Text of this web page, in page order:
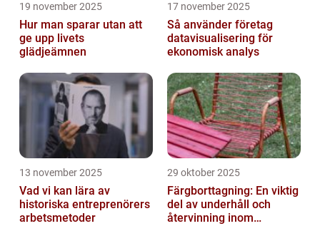
19 november 2025
Hur man sparar utan att
ge upp livets
glädjeämnen
17 november 2025
Så använder företag
datavisualisering för
ekonomisk analys
13 november 2025
Vad vi kan lära av
historiska entreprenörers
arbetsmetoder
29 oktober 2025
Färgborttagning: En viktig
del av underhåll och
återvinning inom